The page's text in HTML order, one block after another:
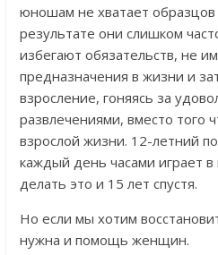
юношам не хватает
результате они слишком
избегают обязательств, не
предназначения в жизни и
взросление, гоняясь за
развлечениями, вместо того
взрослой жизни. 12-летний
каждый день часами играет
делать это и 15 лет спустя.
Но если мы хотим
нужна и помощь женщин.